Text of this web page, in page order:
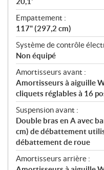
Empattement :
117" (297,2 cm)
Système de contrôle
Non équipé
Amortisseurs avant :
Amortisseurs à aiguille
cliquets réglables à 16
Suspension avant :
Double bras en A avec
cm) de débattement
débattement de roue
Amortisseurs arrière :